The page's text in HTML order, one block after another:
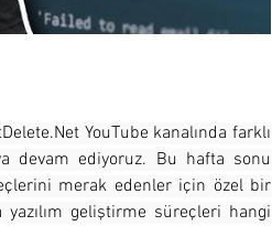
YouTube kanalında farklı
devam ediyoruz. Bu hafta sonu
merak edenler için özel bir
geliştirme süreçleri hangi